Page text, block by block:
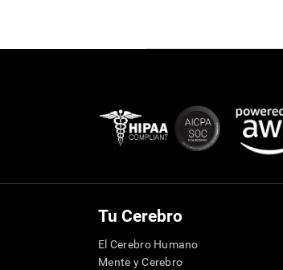
Tu Cerebro
El Cerebro Humano
Mente y Cerebro